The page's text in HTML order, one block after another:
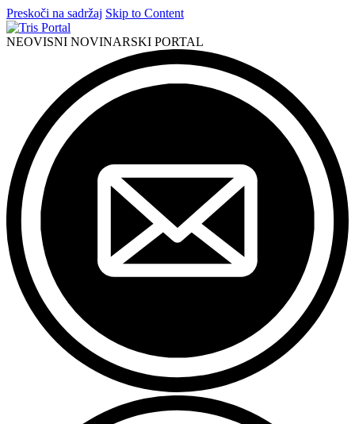
Preskoči na sadržaj Skip to Content
NEOVISNI NOVINARSKI PORTAL